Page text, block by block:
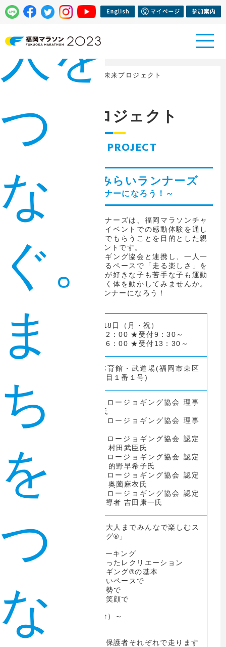
人を
つ
な
ぐ。
ま
ち
を
つ
な
トップページ イベント > 未来プロジェクト
未来プロジェクト
MIRAI PROJECT
福岡マラソンみらいランナーズ
～未来のランナーになろう！～
福岡マラソンみらいランナーズは、福岡マラソンチャ
レンジ前の子どもたちにイベントでの感動体験を通し
て「走る楽しさ」を学んでもらうことを目的とした親
子参加型ランニングイベントです。
（一社）日本スロージョギング協会と連携し、一人一
人がニコニコ笑顔で走れるペースで「走る楽しさ」を
学んでいきます。走るのが好きな子も苦手な子も運動
不足の大人の方も、楽しく体を動かしてみませんか。
さあ、みんなで未来のランナーになろう！
日時
令和5年９月18日（月・祝）
①10：00～12：00 ★受付9：30～
②14：00～16：00 ★受付13：30～
福岡市総合体育館・武道場(福岡市東区
香椎照葉６丁目１番１号)
(一社)日本スロージョギング協会 理事
長 重松森雄氏
(一社)日本スロージョギング協会 理事
(一社)日本スロージョギング協会 認定
アドバイザー 村田武臣氏
(一社)日本スロージョギング協会 認定
アドバイザー 的野早希子氏
(一社)日本スロージョギング協会 認定
アドバイザー 奥薗麻衣氏
(一社)日本スロージョギング協会 認定
アドバンス指導者 吉田康一氏
内容・ス
ケジュー
「子どもから大人までみんなで楽しむス
ロージョギング®」
①アイスブレーキング
・身体を使ったレクリエーション
②スロージョギング®の基本
・気持ちいいペースで
・正しい姿勢で
・ニコニコ笑顔で
～休憩（10分）～
・子どもと保護者それぞれで走ります